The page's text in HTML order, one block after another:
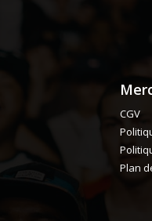
CGV
Plan